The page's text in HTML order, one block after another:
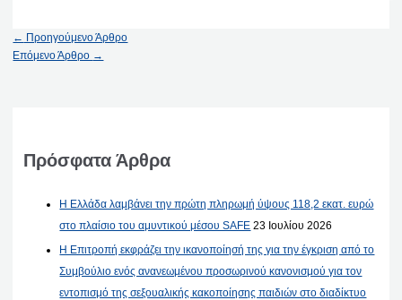
← Προηγούμενο Άρθρο
Επόμενο Άρθρο →
Πρόσφατα Άρθρα
Η Ελλάδα λαμβάνει την πρώτη πληρωμή ύψους 118,2 εκατ. ευρώ
στο πλαίσιο του αμυντικού μέσου SAFE 23 Ιουλίου 2026
Η Επιτροπή εκφράζει την ικανοποίησή της για την έγκριση από το
Συμβούλιο ενός ανανεωμένου προσωρινού κανονισμού για τον
εντοπισμό της σεξουαλικής κακοποίησης παιδιών στο διαδίκτυο